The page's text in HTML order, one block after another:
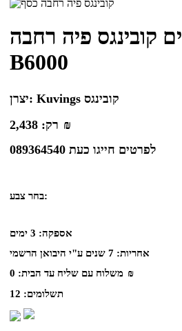
קובינגס פיה רחבה
B6000
יצרן:
Kuvings קובינגס
רק: 2,438
₪
לפרטים חייגו כעת 089364540
בחר צבע:
אספקה: 3 ימים
אחריות: 7 שנים ע"י היבואן הרשמי
משלוח עם שליח עד הבית: 0
₪
תשלומים: 12